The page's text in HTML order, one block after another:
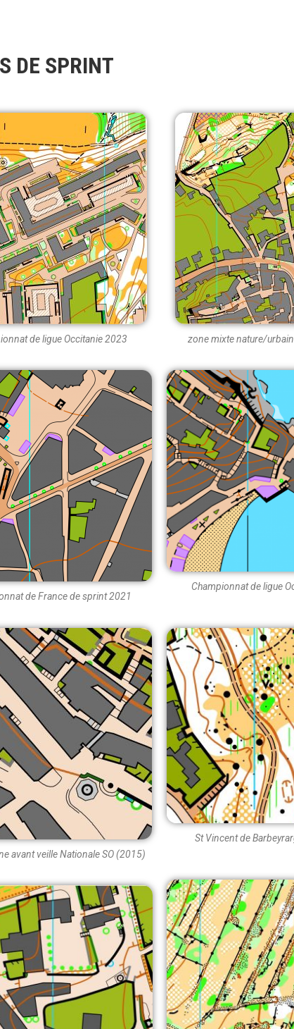
DE SPRINT
de ligue Occitanie 2023
de France de sprint 2021
avant veille Nationale SO (2015)
zone mixte nature/
Championnat de ligue
St Vincent de